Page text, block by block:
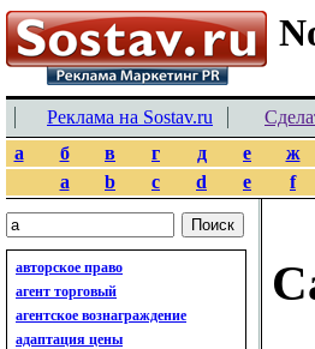
Реклама на Sostav.ru
а
б в г д е ж
a
b c d e f
авторское право
агент торговый
агентское вознаграждение
адаптация цены